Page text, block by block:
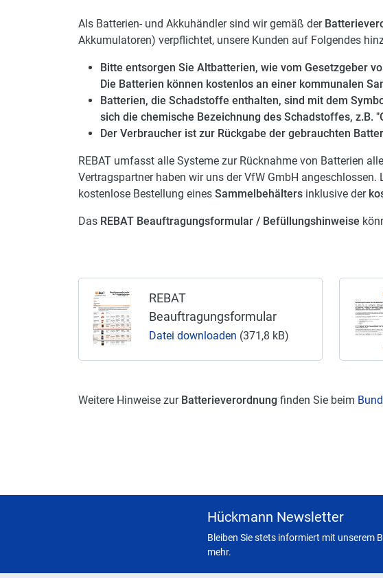
Als Batterien- und Akkuhändler sind wir gemäß der
Akkumulatoren) verpflichtet, unsere Kunden auf Folgendes
Bitte entsorgen Sie Altbatterien, wie vom Gesetzgeber
Die Batterien können kostenlos an einer kommunalen
Batterien, die Schadstoffe enthalten, sind mit dem
sich die chemische Bezeichnung des Schadstoffes, z.B.
Der Verbraucher ist zur Rückgabe der gebrauchten
REBAT umfasst alle Systeme zur Rücknahme von Batterien
Vertragspartner haben wir uns der VfW GmbH
kostenlose Bestellung eines Sammelbehälters inklusive der
Das REBAT Beauftragungsformular / Befüllungshinweise
REBAT
Beauftragungsformular
Datei downloaden (371,8 kB)
Weitere Hinweise zur Batterieverordnung finden Sie beim
Hückmann Newsletter
Bleiben Sie stets informiert mit unserem
mehr.